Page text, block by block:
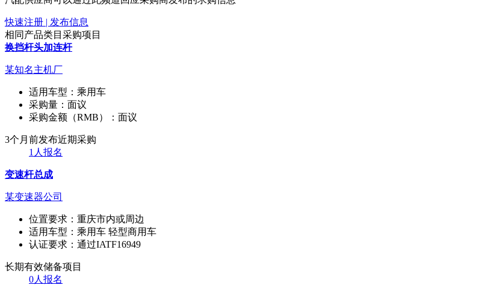
快速注册 | 发布信息
相同产品类目采购项目
换挡杆头加连杆
某知名主机厂
适用车型： 乘用车
采购量： 面议
采购金额（RMB）： 面议
3个月前发布近期采购
1人报名
变速杆总成
某变速器公司
位置要求： 重庆市内或周边
适用车型： 乘用车 轻型商用车
认证要求： 通过IATF16949
长期有效储备项目
0人报名